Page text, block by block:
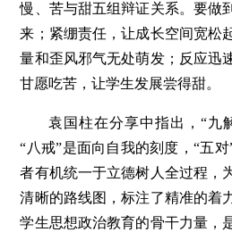
慢、苦与甜五组辩证关系。要做
来；紧绷责任，让成长空间宽松
量和歪风邪气无处萌发；反应迅
甘愿吃苦，让学生发展尝得甜。
袁国柱在分享中指出，“九
“八戒”是面向自我的刻度，“五
者有机统一于立德树人全过程，
清晰的路线图，标注了精准的着
学生思想政治教育的骨干力量，